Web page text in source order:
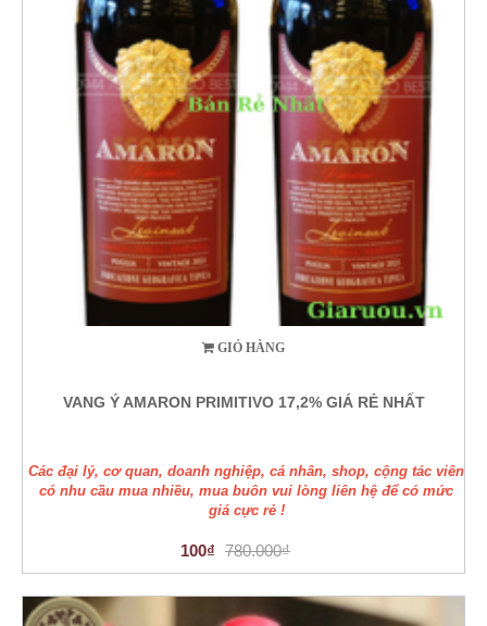
GIỎ HÀNG
VANG Ý AMARON PRIMITIVO 17,2% GIÁ RẺ NHẤT
Các đại lý, cơ quan, doanh nghiệp, cá nhân, shop, cộng tác viên
có nhu cầu mua nhiều, mua buôn vui lòng liên hệ để có mức
giá cực rẻ !
100₫ 780.000₫